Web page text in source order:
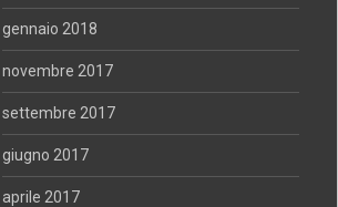
gennaio 2018
novembre 2017
settembre 2017
giugno 2017
aprile 2017